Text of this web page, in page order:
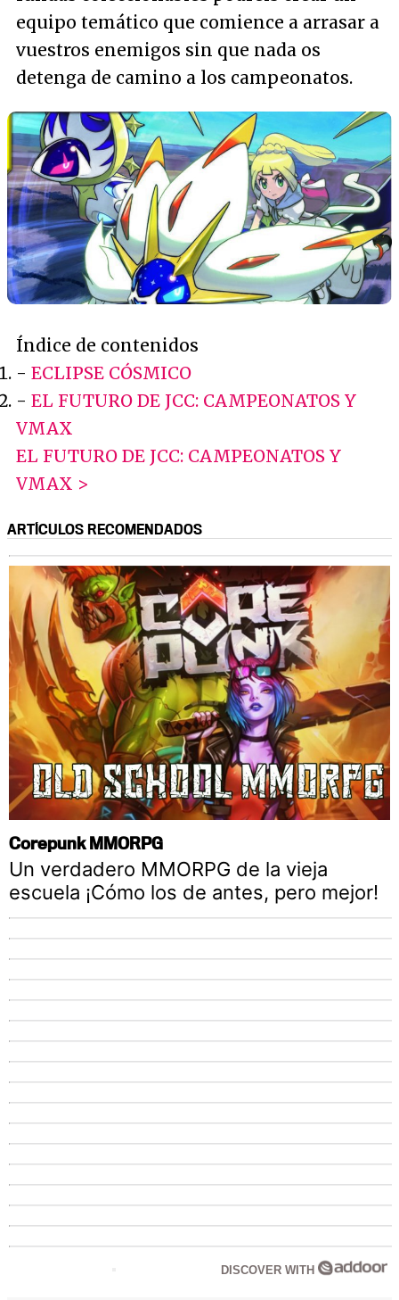
equipo temático que comience a arrasar a
vuestros enemigos sin que nada os
detenga de camino a los campeonatos.
Índice de contenidos
- ECLIPSE CÓSMICO
- EL FUTURO DE JCC: CAMPEONATOS Y
VMAX
EL FUTURO DE JCC: CAMPEONATOS Y
VMAX >
ARTÍCULOS RECOMENDADOS
Corepunk MMORPG
Un verdadero MMORPG de la vieja
escuela ¡Cómo los de antes, pero mejor!
DISCOVER WITH